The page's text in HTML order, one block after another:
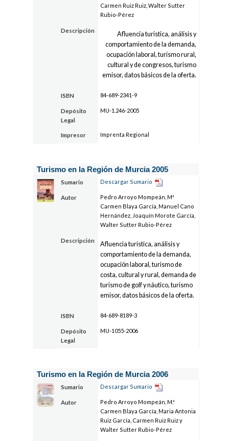
Carmen Ruiz Ruiz, Walter Sutter
Rubio-Pérez
Descripción
Afluencia turística, análisis y
comportamiento de la demanda,
ocupación laboral, turismo rural,
cultural y de congresos, turismo
emisor, datos básicos de la oferta.
ISBN 84-689-2341-9
Depósito
Legal
MU-1.246-2005
Impresor Imprenta Regional
Turismo en la Región de Murcia 2005
Sumario Descargar Sumario
Autor
Pedro Arroyo Mompeán, Mª
Carmen Blaya García, Manuel Cano
Hernández, Joaquín Morote García,
Walter Sutter Rubio-Pérez
Descripción
Afluencia turística, análisis y
comportamiento de la demanda,
ocupación laboral, turismo de
costa, cultural y rural, demanda de
turismo de golf y náutico, turismo
emisor, datos básicos de la oferta.
ISBN 84-689-8189-3
Depósito
Legal
MU-1055-2006
Turismo en la Región de Murcia 2006
Sumario Descargar Sumario
Autor
Pedro Arroyo Mompeán, M.ª
Carmen Blaya García, Maria Antonia
Ruiz García, Carmen Ruiz Ruiz y
Walter Sutter Rubio-Pérez